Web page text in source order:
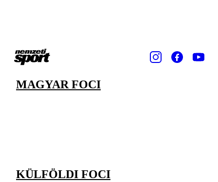
MAGYAR FOCI
KÜLFÖLDI FOCI